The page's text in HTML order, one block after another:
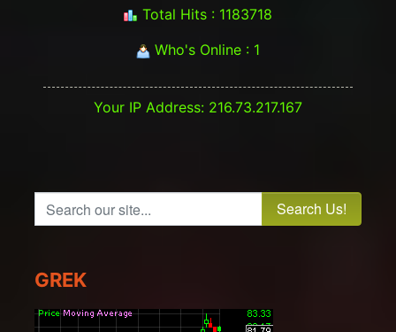
Total Hits : 1183718
Who's Online : 1
Your IP Address: 216.73.217.167
Search our site...
GREK